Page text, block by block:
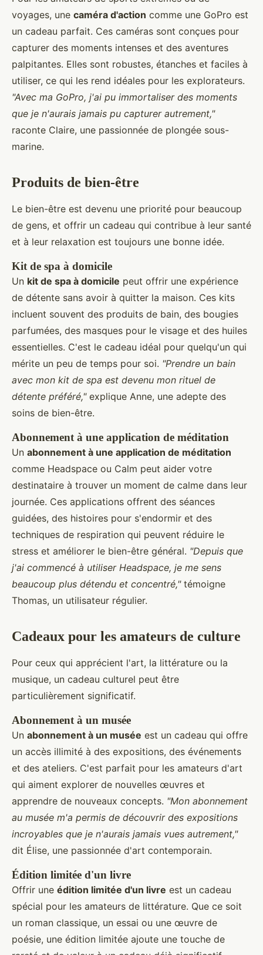
voyages, une caméra d'action comme une GoPro est
un cadeau parfait. Ces caméras sont conçues pour
capturer des moments intenses et des aventures
palpitantes. Elles sont robustes, étanches et faciles à
utiliser, ce qui les rend idéales pour les explorateurs.
"Avec ma GoPro, j'ai pu immortaliser des moments
que je n'aurais jamais pu capturer autrement,"
raconte Claire, une passionnée de plongée sous-
marine.
Produits de bien-être
Le bien-être est devenu une priorité pour beaucoup
de gens, et offrir un cadeau qui contribue à leur santé
et à leur relaxation est toujours une bonne idée.
Kit de spa à domicile
Un kit de spa à domicile peut offrir une expérience
de détente sans avoir à quitter la maison. Ces kits
incluent souvent des produits de bain, des bougies
parfumées, des masques pour le visage et des huiles
essentielles. C'est le cadeau idéal pour quelqu'un qui
mérite un peu de temps pour soi. "Prendre un bain
avec mon kit de spa est devenu mon rituel de
détente préféré,"explique Anne, une adepte des
soins de bien-être.
Abonnement à une application de méditation
Un abonnement à une application de méditation
comme Headspace ou Calm peut aider votre
destinataire à trouver un moment de calme dans leur
journée. Ces applications offrent des séances
guidées, des histoires pour s'endormir et des
techniques de respiration qui peuvent réduire le
stress et améliorer le bien-être général. "Depuis que
j'ai commencé à utiliser Headspace, je me sens
beaucoup plus détendu et concentré,"témoigne
Thomas, un utilisateur régulier.
Cadeaux pour les amateurs de culture
Pour ceux qui apprécient l'art, la littérature ou la
musique, un cadeau culturel peut être
particulièrement significatif.
Abonnement à un musée
Un abonnement à un musée est un cadeau qui offre
un accès illimité à des expositions, des événements
et des ateliers. C'est parfait pour les amateurs d'art
qui aiment explorer de nouvelles œuvres et
apprendre de nouveaux concepts. "Mon abonnement
au musée m'a permis de découvrir des expositions
incroyables que je n'aurais jamais vues autrement,"
dit Élise, une passionnée d'art contemporain.
Édition limitée d'un livre
Offrir une édition limitée d'un livre est un cadeau
spécial pour les amateurs de littérature. Que ce soit
un roman classique, un essai ou une œuvre de
poésie, une édition limitée ajoute une touche de